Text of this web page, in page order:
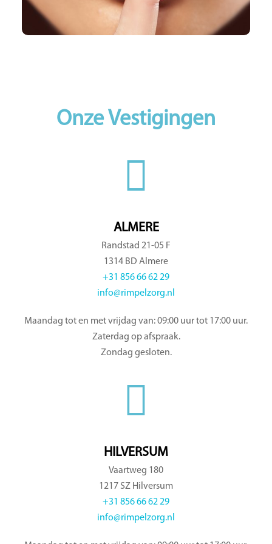
Onze Vestigingen
ALMERE
Randstad 21-05 F
1314 BD Almere
+31 856 66 62 29
info@rimpelzorg.nl
Maandag tot en met vrijdag van: 09:00 uur tot 17:00 uur.
Zaterdag op afspraak.
Zondag gesloten.
HILVERSUM
Vaartweg 180
1217 SZ Hilversum
+31 856 66 62 29
info@rimpelzorg.nl